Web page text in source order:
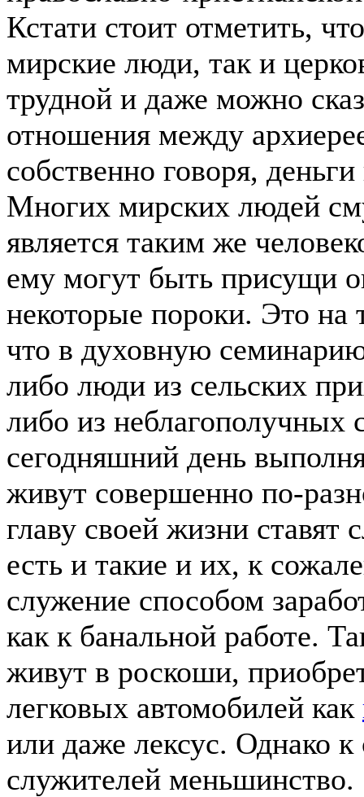
Кстати стоит отметить,
мирские люди, так и
трудной и даже можно
отношения между
собственно говоря,
Многих мирских людей
является таким же
ему могут быть присущи
некоторые пороки. Это на
что в духовную
либо люди из сельских
либо из
сегодняшний день
живут совершенно по-
главу своей жизни
есть и такие и их, к
служение способом
как к банальной работе.
живут в роскоши,
легковых автомобилей как
или даже лексус. Однако
служителей меньшинство.